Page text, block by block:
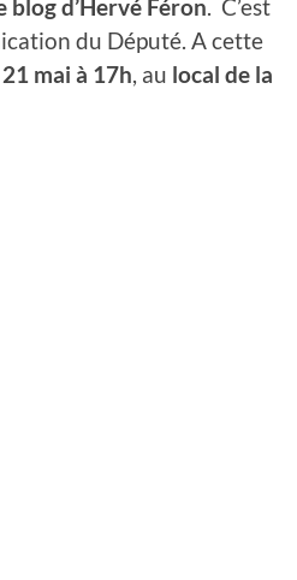
blog d’Hervé Féron. C’est
du Député. A cette
mai à 17h, au local de la